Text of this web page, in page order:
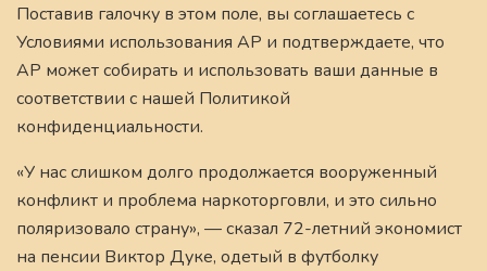
Поставив галочку в этом поле, вы соглашаетесь с
Условиями использования AP и подтверждаете, что
AP может собирать и использовать ваши данные в
соответствии с нашей Политикой
конфиденциальности.
«У нас слишком долго продолжается вооруженный
конфликт и проблема наркоторговли, и это сильно
поляризовало страну», — сказал 72-летний экономист
на пенсии Виктор Дуке, одетый в футболку